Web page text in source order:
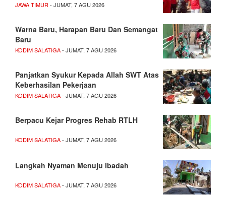
JAWA TIMUR- JUMAT, 7 AGU 2026
Warna Baru, Harapan Baru Dan Semangat
Baru
KODIM SALATIGA- JUMAT, 7 AGU 2026
Panjatkan Syukur Kepada Allah SWT Atas
Keberhasilan Pekerjaan
KODIM SALATIGA- JUMAT, 7 AGU 2026
Berpacu Kejar Progres Rehab RTLH
KODIM SALATIGA- JUMAT, 7 AGU 2026
Langkah Nyaman Menuju Ibadah
KODIM SALATIGA- JUMAT, 7 AGU 2026